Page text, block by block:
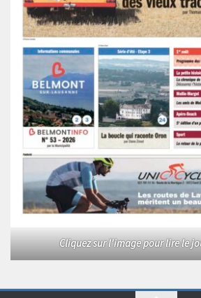
Cliquez sur l'image pour lire le